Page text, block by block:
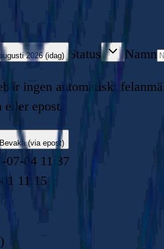
2026 (idag) Status Namn
ingen automatiskt
eller epost.
Bevaka (via epost)
07-04 11:37
11:15